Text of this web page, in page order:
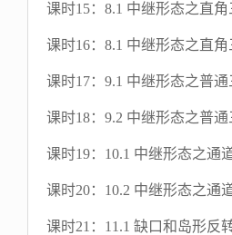
课时15：8.1 中继形态之直
课时16：8.1 中继形态之直
课时17：9.1 中继形态之普
课时18：9.2 中继形态之普
课时19：10.1 中继形态之通
课时20：10.2 中继形态之通
课时21：11.1 缺口和岛形反